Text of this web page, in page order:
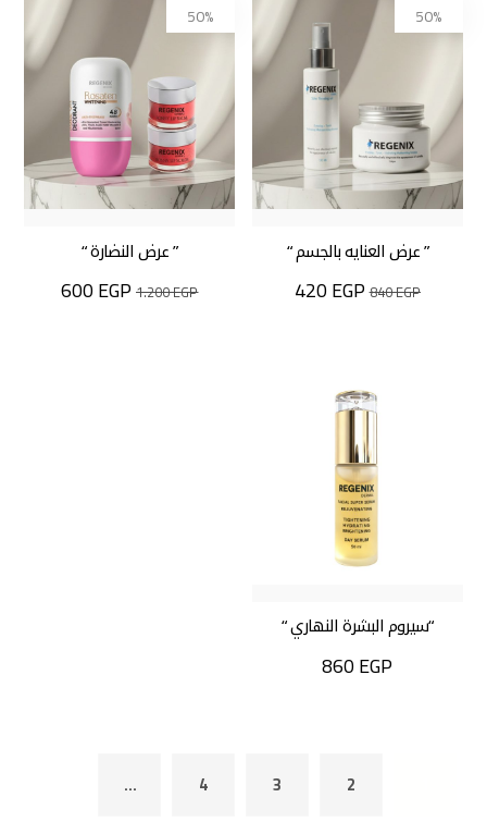
” عرض العنايه بالجسم “
840EGP
420EGP
50%
” عرض النضارة “
1.200EGP
600EGP
50%
“سيروم البشرة النهاري “
860EGP
2
3
4
…